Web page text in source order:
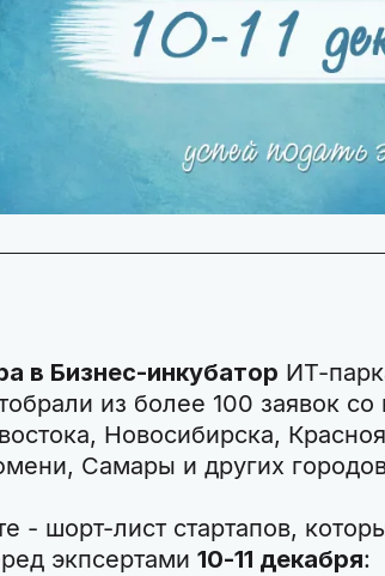
в Бизнес-инкубатор ИТ-
из более 100 заявок со
Новосибирска,
Самары и других
- шорт-лист стартапов,
экпсертами 10-11 декабря: